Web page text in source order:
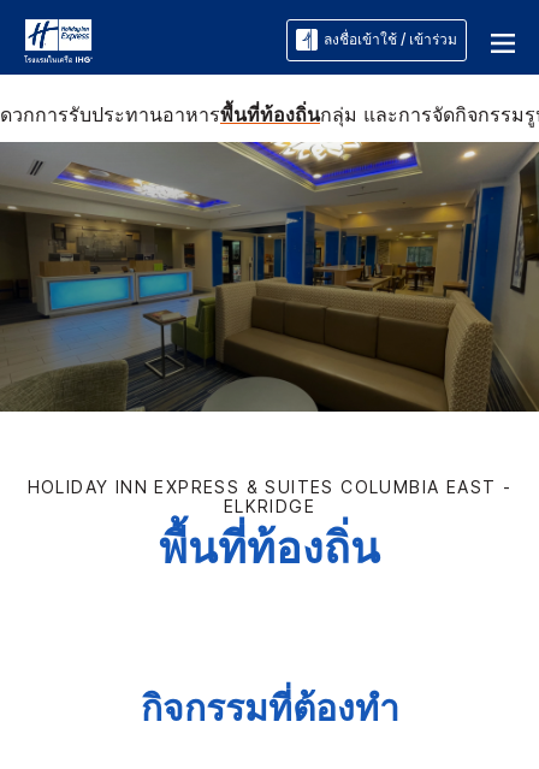
ลงชื่อเข้าใช้ / เข้าร่วม
วกการรับประทานอาหารพื้นที่ท้องถิ่นกลุ่ม และการจัดกิจกรรม
HOLIDAY INN EXPRESS & SUITES COLUMBIA EAST -
ELKRIDGE
พื้นที่ท้องถิ่น
กิจกรรมที่ต้องทำ